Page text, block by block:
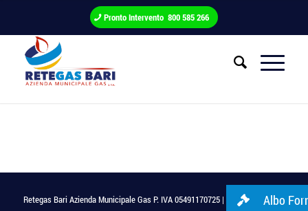
Pronto Intervento 800 585 266
Retegas Bari Azienda Municipale Gas P. IVA 05491170725 | © CopyrightAlbo